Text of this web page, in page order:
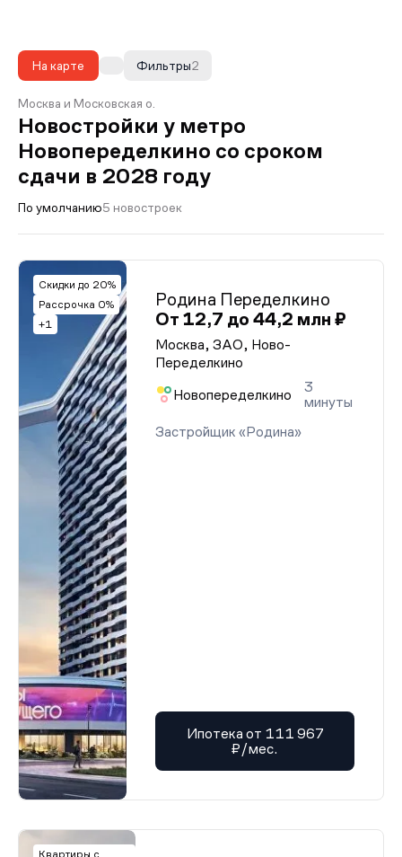
На карте 2
Фильтры
Москва и Московская о.
Новостройки у метро
Новопеределкино со сроком
сдачи в 2028 году
По умолчанию5 новостроек
Скидки до 20%
Рассрочка 0%
+1
Родина Переделкино
От 12,7 до 44,2 млн ₽
Москва, ЗАО, Ново-
Переделкино
Новопеределкино
3
минуты
Застройщик «Родина»
Ипотека от 111 967
₽/мес.
Квартиры с